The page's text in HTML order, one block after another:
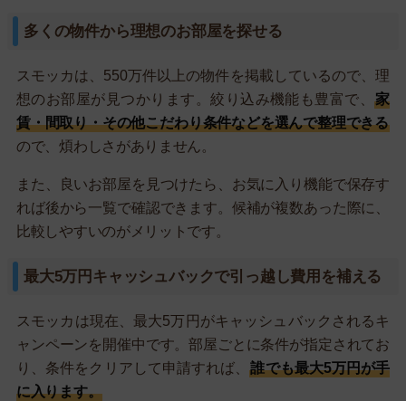
多くの物件から理想のお部屋を探せる
スモッカは、550万件以上の物件を掲載しているので、理
想のお部屋が見つかります。絞り込み機能も豊富で、家
賃・間取り・その他こだわり条件などを選んで整理できる
ので、煩わしさがありません。
また、良いお部屋を見つけたら、お気に入り機能で保存す
れば後から一覧で確認できます。候補が複数あった際に、
比較しやすいのがメリットです。
最大5万円キャッシュバックで引っ越し費用を補える
スモッカは現在、最大5万円がキャッシュバックされるキ
ャンペーンを開催中です。部屋ごとに条件が指定されてお
り、条件をクリアして申請すれば、誰でも最大5万円が手
に入ります。